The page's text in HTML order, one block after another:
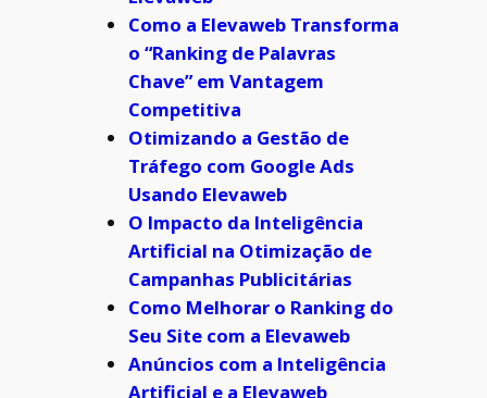
Como a Elevaweb Transforma
o “Ranking de Palavras
Chave” em Vantagem
Competitiva
Otimizando a Gestão de
Tráfego com Google Ads
Usando Elevaweb
O Impacto da Inteligência
Artificial na Otimização de
Campanhas Publicitárias
Como Melhorar o Ranking do
Seu Site com a Elevaweb
Anúncios com a Inteligência
Artificial e a Elevaweb